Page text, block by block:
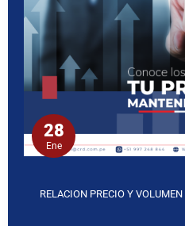
28
Ene
RELACION PRECIO Y